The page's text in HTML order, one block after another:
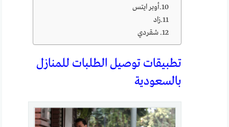
أوبر ايتس
زاد
شقردي
تطبيقات توصيل الطلبات للمنازل
بالسعودية